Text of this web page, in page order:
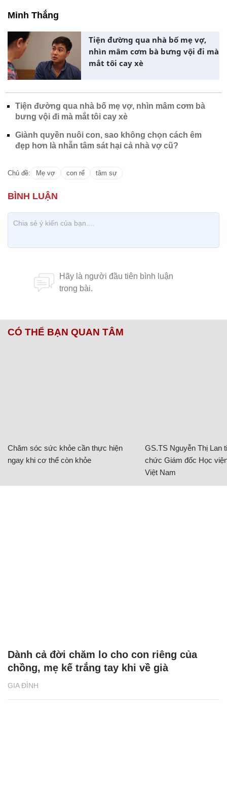
Minh Thắng
Tiện đường qua nhà bố mẹ vợ,
nhìn mâm cơm bà bưng vội đi mà
mắt tôi cay xè
Tiện đường qua nhà bố mẹ vợ, nhìn mâm cơm bà
bưng vội đi mà mắt tôi cay xè
Giành quyền nuôi con, sao không chọn cách êm
đẹp hơn là nhẫn tâm sát hại cả nhà vợ cũ?
Chủ đề: Mẹ vợ con rể tâm sự
CÓ THỂ BẠN QUAN TÂM
Chăm sóc sức khỏe cần thực hiện
ngay khi cơ thể còn khỏe
GS.TS Nguyễn Thị Lan
chức Giám đốc Học
Việt Nam
GIA ĐÌNH
Dành cả đời chăm lo cho con riêng của
chồng, mẹ kế trắng tay khi về già